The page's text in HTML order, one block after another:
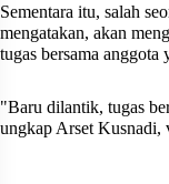
Sementara itu, salah
mengatakan, akan
tugas bersama anggota
"Baru dilantik, tugas
ungkap Arset Kusnadi,